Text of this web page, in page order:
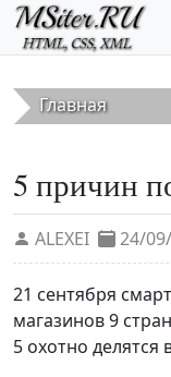
Перейти к
Главная
5 причин
ALEXEI 24/
21 сентября
магазинов 9
5 охотно делятся